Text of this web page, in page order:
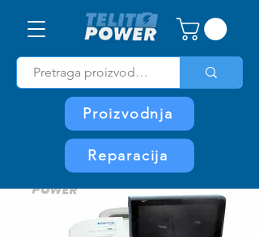
Proizvodnja
Reparacija